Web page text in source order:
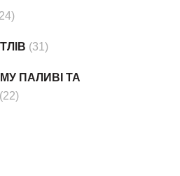
(31)
ПАЛИВІ ТА
(22)